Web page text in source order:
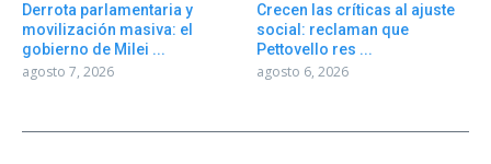
Derrota parlamentaria y
movilización masiva: el
gobierno de Milei ...
agosto 7, 2026
Crecen las críticas al ajuste
social: reclaman que
Pettovello res ...
agosto 6, 2026